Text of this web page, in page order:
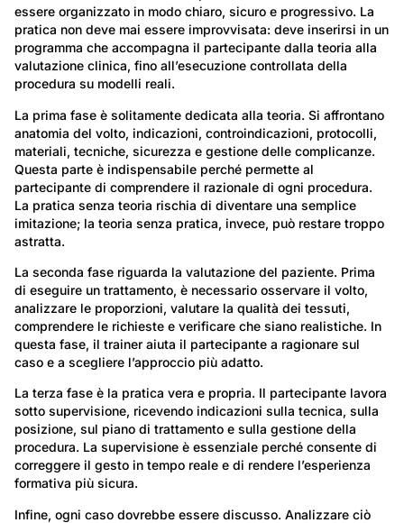
essere organizzato in modo chiaro, sicuro e progressivo. La
pratica non deve mai essere improvvisata: deve inserirsi in un
programma che accompagna il partecipante dalla teoria alla
valutazione clinica, fino all’esecuzione controllata della
procedura su modelli reali.
La prima fase è solitamente dedicata alla teoria. Si affrontano
anatomia del volto, indicazioni, controindicazioni, protocolli,
materiali, tecniche, sicurezza e gestione delle complicanze.
Questa parte è indispensabile perché permette al
partecipante di comprendere il razionale di ogni procedura.
La pratica senza teoria rischia di diventare una semplice
imitazione; la teoria senza pratica, invece, può restare troppo
astratta.
La seconda fase riguarda la valutazione del paziente. Prima
di eseguire un trattamento, è necessario osservare il volto,
analizzare le proporzioni, valutare la qualità dei tessuti,
comprendere le richieste e verificare che siano realistiche. In
questa fase, il trainer aiuta il partecipante a ragionare sul
caso e a scegliere l’approccio più adatto.
La terza fase è la pratica vera e propria. Il partecipante lavora
sotto supervisione, ricevendo indicazioni sulla tecnica, sulla
posizione, sul piano di trattamento e sulla gestione della
procedura. La supervisione è essenziale perché consente di
correggere il gesto in tempo reale e di rendere l’esperienza
formativa più sicura.
Infine, ogni caso dovrebbe essere discusso. Analizzare ciò